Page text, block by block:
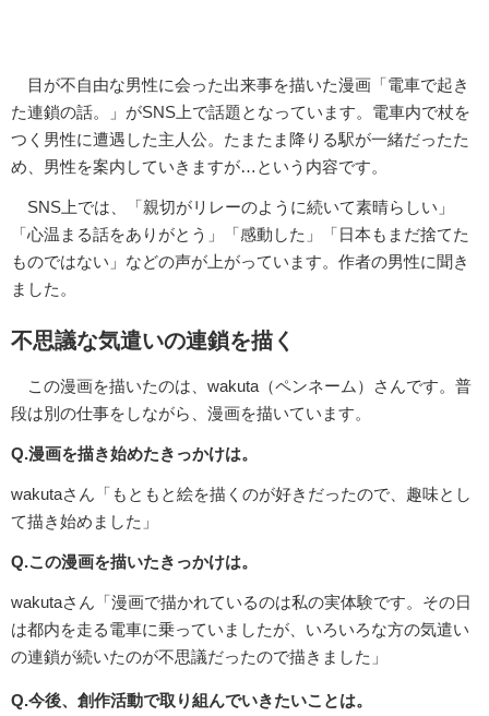
目が不自由な男性に会った出来事を描いた漫画「電車で起き
た連鎖の話。」がSNS上で話題となっています。電車内で杖を
つく男性に遭遇した主人公。たまたま降りる駅が一緒だったた
め、男性を案内していきますが…という内容です。
SNS上では、「親切がリレーのように続いて素晴らしい」
「心温まる話をありがとう」「感動した」「日本もまだ捨てた
ものではない」などの声が上がっています。作者の男性に聞き
ました。
不思議な気遣いの連鎖を描く
この漫画を描いたのは、wakuta（ペンネーム）さんです。普
段は別の仕事をしながら、漫画を描いています。
Q.漫画を描き始めたきっかけは。
wakutaさん「もともと絵を描くのが好きだったので、趣味とし
て描き始めました」
Q.この漫画を描いたきっかけは。
wakutaさん「漫画で描かれているのは私の実体験です。その日
は都内を走る電車に乗っていましたが、いろいろな方の気遣い
の連鎖が続いたのが不思議だったので描きました」
Q.今後、創作活動で取り組んでいきたいことは。